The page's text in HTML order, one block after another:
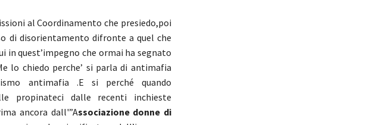
al Coordinamento che presiedo,poi
di disorientamento difronte a quel che
in quest’impegno che ormai ha segnato
lo chiedo perche’ si parla di antimafia
antimafia .E si perché quando
propinateci dalle recenti inchieste
ancora dall'”Associazione donne di